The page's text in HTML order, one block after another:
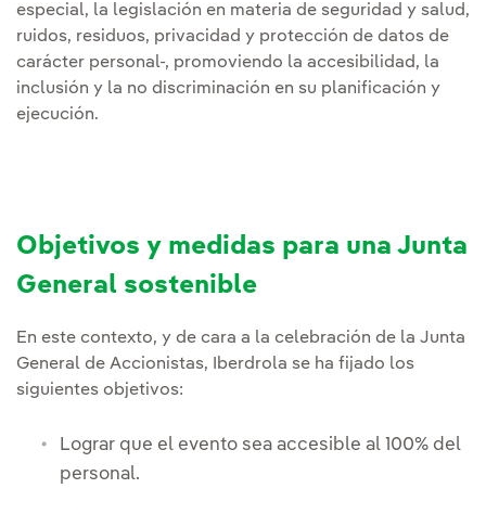
especial, la legislación en materia de seguridad y salud,
ruidos, residuos, privacidad y protección de datos de
carácter personal-, promoviendo la accesibilidad, la
inclusión y la no discriminación en su planificación y
ejecución.
Objetivos y medidas para una Junta
General sostenible
En este contexto, y de cara a la celebración de la Junta
General de Accionistas, Iberdrola se ha fijado los
siguientes objetivos:
Lograr que el evento sea accesible al 100% del
personal.